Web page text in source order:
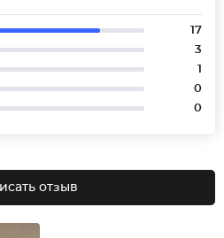
17
3
1
0
0
отзыв